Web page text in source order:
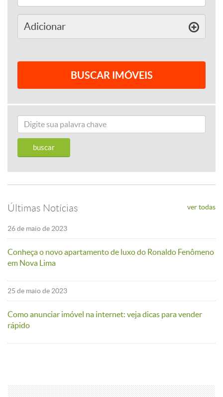
adicionar
Últimas Notícias ver todas
26 de maio de 2023
Conheça o novo apartamento de luxo do Ronaldo Fenômeno
em Nova Lima
25 de maio de 2023
Como anunciar imóvel na internet: veja dicas para vender
rápido